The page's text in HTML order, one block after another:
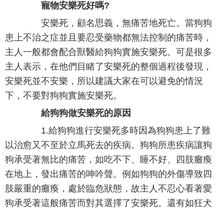
寵物安樂死好嗎?
安樂死，顧名思義，無痛苦地死亡。當狗狗
患上不治之症並且要忍受藥物都無法控制的痛苦時，
主人一般都會配合獸醫給狗狗實施安樂死。可是很多
主人表示，在他們目睹了安樂死的整個過程後發現，
安樂死並不安樂，所以建議大家在可以避免的情況
下，不要對狗狗實施安樂死。
給狗狗做安樂死的原因
1.給狗狗進行安樂死多時因為狗狗患上了難
以治愈又不至於立馬死去的疾病。狗狗所患疾病讓狗
狗承受著無比的痛苦，如吃不下、睡不好、四肢癱瘓
在地上，發出痛苦的呻吟聲。例如狗狗的外傷導致四
肢嚴重的癱瘓，處於臨危狀態，故主人不忍心看著愛
狗承受著這般痛苦而對其選擇了安樂死。還有如狂犬